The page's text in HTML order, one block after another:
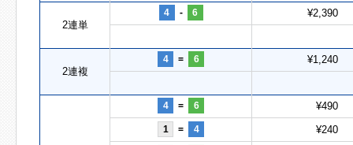
2連単
4 - 6 ¥2,390
2連複
4 = 6 ¥1,240
4 = 6 ¥490
1 = 4 ¥240